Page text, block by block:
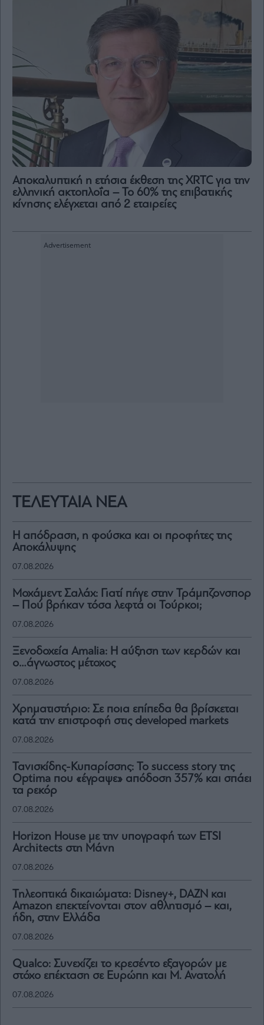
ΤΕΛΕΥΤΑΙΑ ΝΕΑ
Η απόδραση, η φούσκα και οι προφήτες της
Αποκάλυψης
07.08.2026
Μοχάμεντ Σαλάχ: Γιατί πήγε στην Τράμπζονσπορ
– Πού βρήκαν τόσα λεφτά οι Τούρκοι;
07.08.2026
Ξενοδοχεία Amalia: H αύξηση των κερδών και
ο…άγνωστος μέτοχος
07.08.2026
Χρηματιστήριο: Σε ποια επίπεδα θα βρίσκεται
κατά την επιστροφή στις developed markets
07.08.2026
Τανισκίδης-Κυπαρίσσης: Το success story της
Optima που «έγραψε» απόδοση 357% και σπάει
τα ρεκόρ
07.08.2026
Horizon House με την υπογραφή των ETSI
Architects στη Μάνη
07.08.2026
Τηλεοπτικά δικαιώματα: Disney+, DAZN και
Amazon επεκτείνονται στον αθλητισμό – και,
ήδη, στην Ελλάδα
07.08.2026
Qualco: Συνεχίζει το κρεσέντο εξαγορών με
στόχο επέκταση σε Ευρώπη και Μ. Ανατολή
07.08.2026
Αποκαλυπτική η ετήσια έκθεση της XRTC για την
ελληνική ακτοπλοΐα – Το 60% της επιβατικής
κίνησης ελέγχεται από 2 εταιρείες